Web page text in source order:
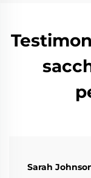
Sarah